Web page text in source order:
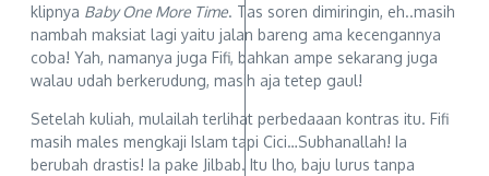
klipnya Baby One More Time. Tas soren dimiringin, eh..masih
nambah maksiat lagi yaitu jalan bareng ama kecengannya
coba! Yah, namanya juga Fifi, bahkan ampe sekarang juga
walau udah berkerudung, masih aja tetep gaul!
Setelah kuliah, mulailah terlihat perbedaaan kontras itu. Fifi
masih males mengkaji Islam tapi Cici…Subhanallah! Ia
berubah drastis! Ia pake Jilbab. Itu lho, baju lurus tanpa